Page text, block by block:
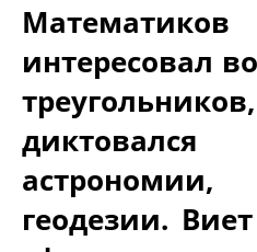
интересовал
астрономии,
геодезии.